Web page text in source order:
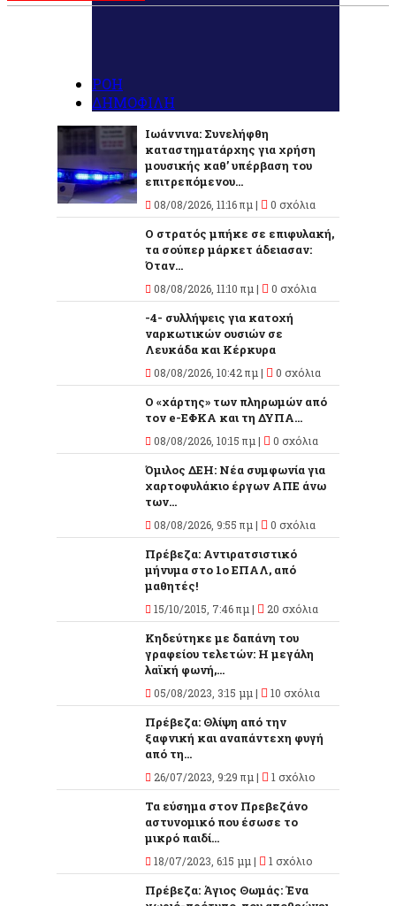
ΡΟΗ
ΔΗΜΟΦΙΛΗ
Ιωάννινα: Συνελήφθη
καταστηματάρχης για χρήση
μουσικής καθ’ υπέρβαση του
επιτρεπόμενου...
08/08/2026, 11:16 πμ | 0 σχόλια
Ο στρατός μπήκε σε επιφυλακή,
τα σούπερ μάρκετ άδειασαν:
Όταν...
08/08/2026, 11:10 πμ | 0 σχόλια
-4- συλλήψεις για κατοχή
ναρκωτικών ουσιών σε
Λευκάδα και Κέρκυρα
08/08/2026, 10:42 πμ | 0 σχόλια
Ο «χάρτης» των πληρωμών από
τον e-ΕΦΚΑ και τη ΔΥΠΑ...
08/08/2026, 10:15 πμ | 0 σχόλια
Όμιλος ΔΕΗ: Νέα συμφωνία για
χαρτοφυλάκιο έργων ΑΠΕ άνω
των...
08/08/2026, 9:55 πμ | 0 σχόλια
Πρέβεζα: Αντιρατσιστικό
μήνυμα στο 1ο ΕΠΑΛ, από
μαθητές!
15/10/2015, 7:46 πμ | 20 σχόλια
Κηδεύτηκε με δαπάνη του
γραφείου τελετών: Η μεγάλη
λαϊκή φωνή,...
05/08/2023, 3:15 μμ | 10 σχόλια
Πρέβεζα: Θλίψη από την
ξαφνική και αναπάντεχη φυγή
από τη...
26/07/2023, 9:29 πμ | 1 σχόλιο
Τα εύσημα στον Πρεβεζάνο
αστυνομικό που έσωσε το
μικρό παιδί...
18/07/2023, 6:15 μμ | 1 σχόλιο
Πρέβεζα: Άγιος Θωμάς: Ένα